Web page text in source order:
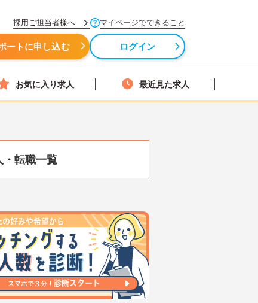
採用ご担当者様へ マイページでできること
ートに申し込む ログイン
お気に入り求人 最近見た求人
・転職一覧